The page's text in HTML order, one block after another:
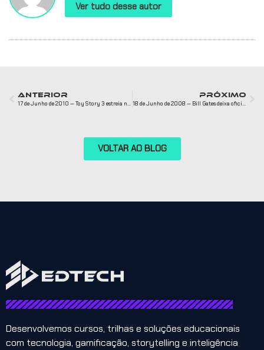
Ver tudo desse autor
ANTERIOR
17 de Junho de 2010 — Toy Story 3 estreia nos cinemas
PRÓXIMO
18 de Junho de 2008 — Bill Gates deixa oficialmente a Microsoft
VOLTAR AO BLOG
Desenvolvemos cursos, trilhas e soluções educacionais
com tecnologia, gamificação, storytelling e inteligência